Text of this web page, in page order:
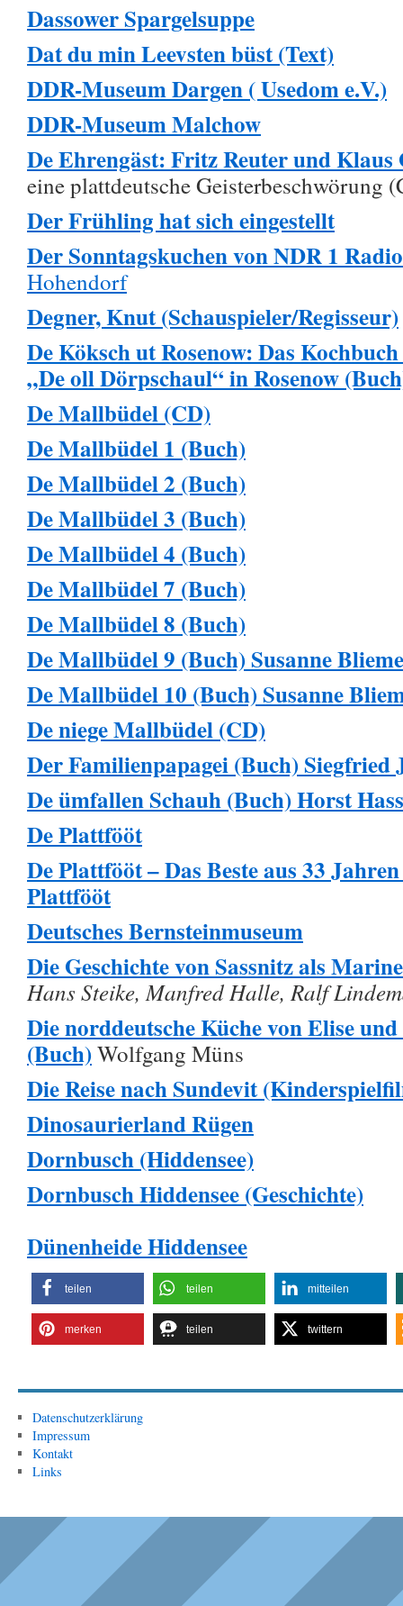
Dassower Spargelsuppe
Dat du min Leevsten büst (Text)
DDR-Museum Dargen ( Usedom e.V.)
DDR-Museum Malchow
De Ehrengäst: Fritz Reuter und Klaus
eine plattdeutsche Geisterbeschwörung
Der Frühling hat sich eingestellt
Der Sonntagskuchen von NDR 1
Hohendorf
Degner, Knut (Schauspieler/Regisseur)
De Köksch ut Rosenow: Das
„De oll Dörpschaul“ in Rosenow
De Mallbüdel (CD)
De Mallbüdel 1 (Buch)
De Mallbüdel 2 (Buch)
De Mallbüdel 3 (Buch)
De Mallbüdel 4 (Buch)
De Mallbüdel 7 (Buch)
De Mallbüdel 8 (Buch)
De Mallbüdel 9 (Buch) Susanne
De Mallbüdel 10 (Buch) Susanne
De niege Mallbüdel (CD)
Der Familienpapagei (Buch) Siegfried
De ümfallen Schauh (Buch) Horst
De Plattfööt
De Plattfööt –Das Beste aus 33
Plattfööt
Deutsches Bernsteinmuseum
Die Geschichte von Sassnitz als
Hans Steike, Manfred Halle, Ralf
Die norddeutsche Küche von Elise
(Buch)Wolfgang Müns
Die Reise nach Sundevit
Dinosaurierland Rügen
Dornbusch (Hiddensee)
Dornbusch Hiddensee (Geschichte)
Dünenheide Hiddensee
teilen teilen mitteilen
merken teilen twittern
Datenschutzerklärung
Impressum
Kontakt
Links